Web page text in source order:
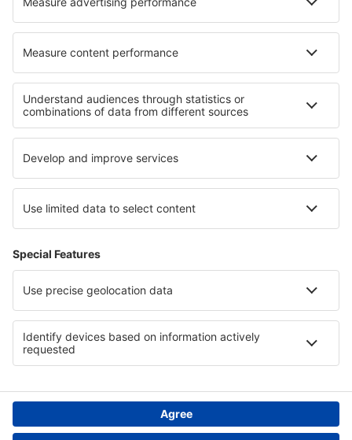
Hoteluri în Vallenar
Cele mai bune hoteluri - regiuni
Hoteluri la Cascada Victoria Hoteluri in Texas
Hoteluri în Alsacia Hoteluri în Southport
Hoteluri pe Coasta Mării Chinei de Sud